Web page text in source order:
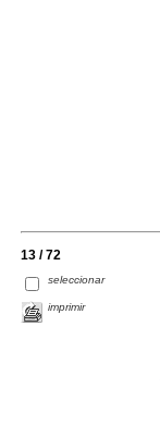
13 / 72
seleccionar
imprimir